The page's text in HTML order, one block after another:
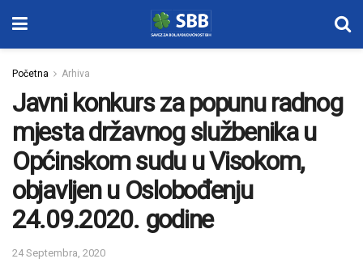
Početna Arhiva
Javni konkurs za popunu radnog
mjesta državnog službenika u
Općinskom sudu u Visokom,
objavljen u Oslobođenju
24.09.2020. godine
24 Septembra, 2020